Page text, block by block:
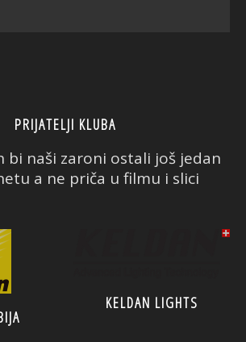
PRIJATELJI KLUBA
bi naši zaroni ostali još jedan
a ne priča u filmu i slici
KELDAN LIGHTS